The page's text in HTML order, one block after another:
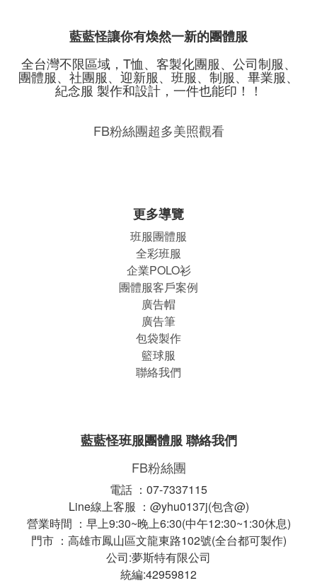
藍藍怪讓你有煥然一新的團體服
全台灣不限區域，T恤、客製化團服、公司制服、
團體服、社團服、迎新服、班服、制服、畢業服、
紀念服 製作和設計，一件也能印！！
FB粉絲團超多美照觀看
更多導覽
班服團體服
全彩班服
企業POLO衫
團體服客戶案例
廣告帽
廣告筆
包袋製作
籃球服
聯絡我們
藍藍怪班服團體服 聯絡我們
FB粉絲團
電話 ：07-7337115
Line線上客服 ：@yhu0137j(包含@)
營業時間 ：早上9:30~晚上6:30(中午12:30~1:30休息)
門市 ：高雄市鳳山區文龍東路102號(全台都可製作)
公司:夢斯特有限公司
統編:42959812